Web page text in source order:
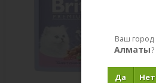
Ваш город
Алматы?
Нет
Да